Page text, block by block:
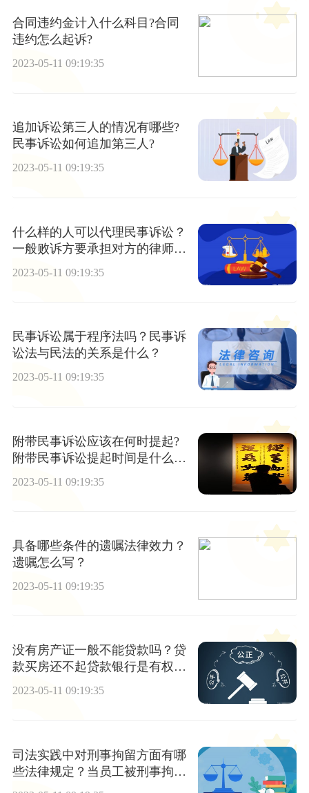
合同违约金计入什么科目?合同
违约怎么起诉?
2023-05-11 09:19:35
追加诉讼第三人的情况有哪些?
民事诉讼如何追加第三人?
2023-05-11 09:19:35
什么样的人可以代理民事诉讼？
一般败诉方要承担对方的律师费
2023-05-11 09:19:35
民事诉讼属于程序法吗？民事诉
讼法与民法的关系是什么？
2023-05-11 09:19:35
附带民事诉讼应该在何时提起?
附带民事诉讼提起时间是什么时
2023-05-11 09:19:35
具备哪些条件的遗嘱法律效力？
遗嘱怎么写？
2023-05-11 09:19:35
没有房产证一般不能贷款吗？贷
款买房还不起贷款银行是有权利
将房子拍卖吗？
2023-05-11 09:19:35
司法实践中对刑事拘留方面有哪
些法律规定？当员工被刑事拘留